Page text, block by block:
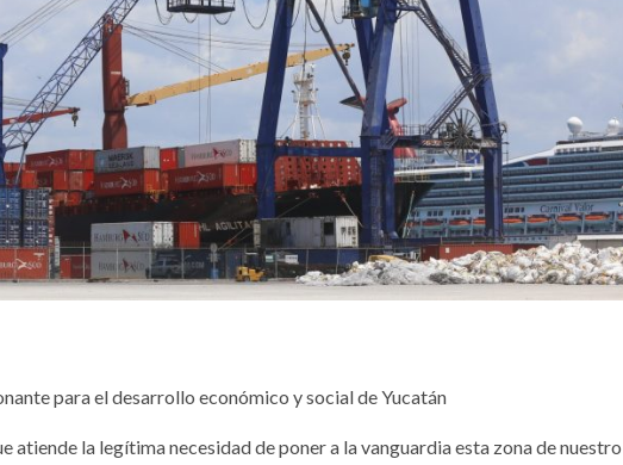
para el desarrollo económico y social de Yucatán
atiende la legítima necesidad de poner a la vanguardia esta zona de nuestro